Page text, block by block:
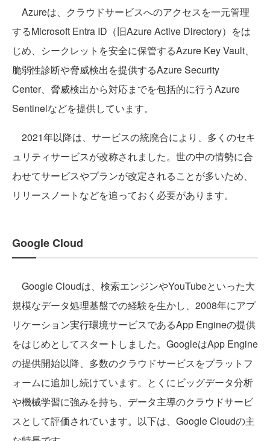
Azureは、クラウドサービスへのアクセスを一元管理
するMicrosoft Entra ID（旧Azure Active Directory）をは
じめ、シークレットを安全に保管するAzure Key Vault、
脆弱性診断や脅威検出を提供するAzure Security
Center、脅威検出から対応までを包括的に行うAzure
Sentinelなどを提供しています。
2021年以降は、サービスの統廃合により、多くのセキ
ュリティサービスが改称されました。世の中の情勢に合
わせてサービスやプランが改定されることが多いため、
リリースノートなどを追っておく必要があります。
Google Cloud
Google Cloudは、検索エンジンやYouTubeといった大
規模なデータ処理基盤での経験を生かし、2008年にアプ
リケーション実行環境サービスであるApp Engineの提供
をはじめとしてスタートしました。GoogleはApp Engine
の提供開始以降、多数のクラウドサービスをプラットフ
ォームに追加し続けています。とくにビッグデータ分析
や機械学習に強みを持ち、データ主導のクラウドサービ
スとして評価されています。以下は、Google Cloudの主